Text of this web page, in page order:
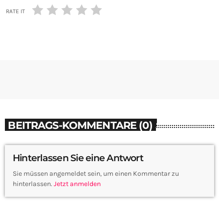
RATE IT
BEITRAGS-KOMMENTARE (0)
Hinterlassen Sie eine Antwort
Sie müssen angemeldet sein, um einen Kommentar zu
hinterlassen. Jetzt anmelden